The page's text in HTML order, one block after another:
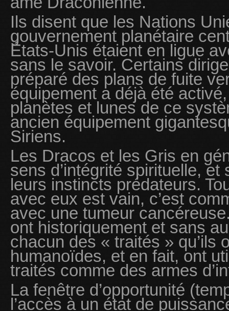
Ils disent que les Nations
gouvernement planétaire
États-Unis étaient en ligue
sans le savoir. Certains
préparé des plans de fuite
équipement a déjà été
planètes et lunes de ce
ancien équipement
Siriens.
Les Dracos et les Gris en
sens d’intégrité spirituelle,
leurs instincts prédateurs.
avec eux est vain, c’est
avec une tumeur
ont historiquement et sans
chacun des « traités » qu’ils
humanoïdes, et en fait, ont
traités comme des armes
La fenêtre d’opportunité
l’accès à un état de